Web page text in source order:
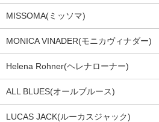
MISSOMA(ミッソマ)
MONICA VINADER(モニカヴィナダー)
Helena Rohner(ヘレナローナー)
ALL BLUES(オールブルース)
LUCAS JACK(ルーカスジャック)